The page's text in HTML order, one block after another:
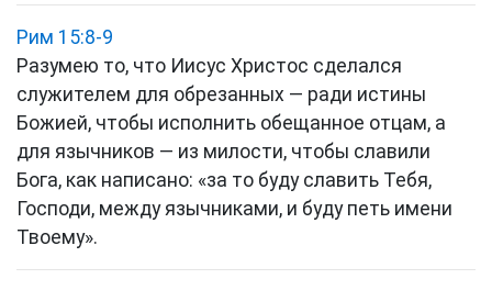
Рим 15:8-9
Разумею то, что Иисус Христос сделался
служителем для обрезанных — ради истины
Божией, чтобы исполнить обещанное отцам, а
для язычников — из милости, чтобы славили
Бога, как написано: «за то буду славить Тебя,
Господи, между язычниками, и буду петь имени
Твоему».